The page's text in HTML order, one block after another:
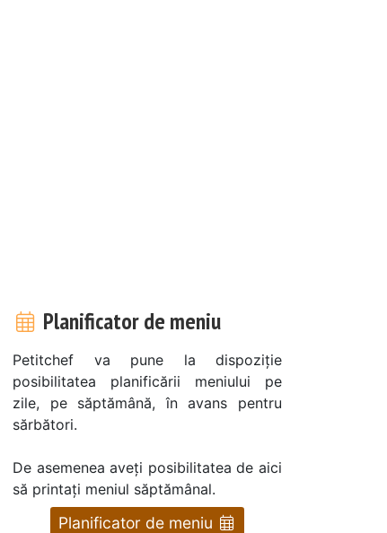
Planificator de meniu
Petitchef va pune la dispoziție
posibilitatea planificării meniului pe
zile, pe săptămână, în avans pentru
sărbători.
De asemenea aveți posibilitatea de aici
să printați meniul săptămânal.
Planificator de meniu